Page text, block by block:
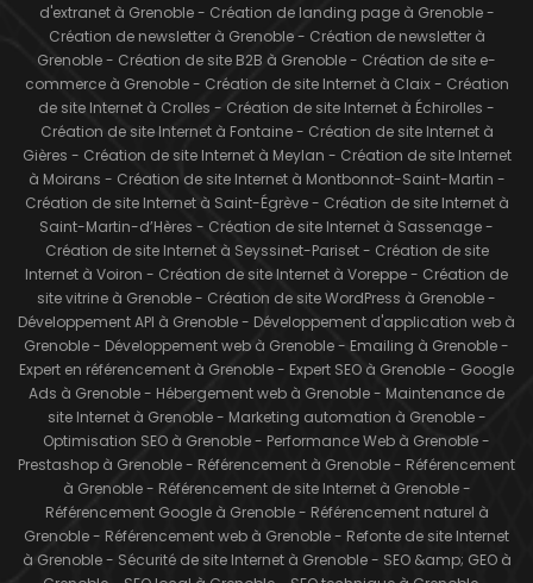
d'extranet à Grenoble- Création de landing page à Grenoble-
Création de newsletter à Grenoble- Création de newsletter à
Grenoble- Création de site B2B à Grenoble- Création de site e-
commerce à Grenoble- Création de site Internet à Claix- Création
de site Internet à Crolles - Création de site Internet à Échirolles -
Création de site Internet à Fontaine- Création de site Internet à
Gières - Création de site Internet à Meylan - Création de site Internet
à Moirans - Création de site Internet à Montbonnot-Saint-Martin -
Création de site Internet à Saint-Égrève- Création de site Internet à
Saint-Martin-d’Hères - Création de site Internet à Sassenage-
Création de site Internet à Seyssinet-Pariset- Création de site
Internet à Voiron - Création de site Internet à Voreppe- Création de
site vitrine à Grenoble- Création de site WordPress à Grenoble-
Développement API à Grenoble- Développement d'application web à
Grenoble- Développement web à Grenoble- Emailing à Grenoble-
Expert en référencement à Grenoble- Expert SEO à Grenoble- Google
Ads à Grenoble- Hébergement web à Grenoble- Maintenance de
site Internet à Grenoble- Marketing automation à Grenoble-
Optimisation SEO à Grenoble- Performance Web à Grenoble-
Prestashop à Grenoble- Référencement à Grenoble- Référencement
à Grenoble- Référencement de site Internet à Grenoble-
Référencement Google à Grenoble- Référencement naturel à
Grenoble- Référencement web à Grenoble- Refonte de site Internet
à Grenoble- Sécurité de site Internet à Grenoble- SEO &amp; GEO à